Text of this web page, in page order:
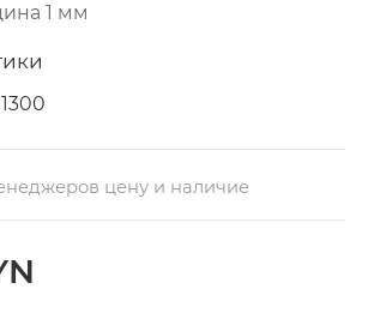
1 мм
усиливающие
профильная труба 40х40
сталь)
готовом виде
1300
цену и наличие